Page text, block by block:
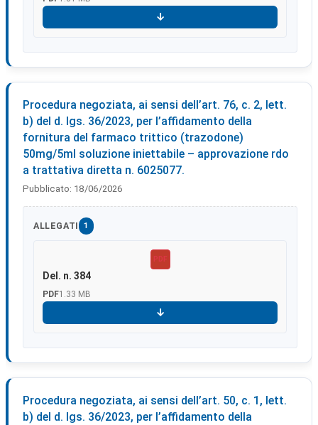
Scarica
Procedura negoziata, ai sensi dell’art. 76, c. 2, lett.
b) del d. lgs. 36/2023, per l’affidamento della
fornitura del farmaco trittico (trazodone)
50mg/5ml soluzione iniettabile – approvazione rdo
a trattativa diretta n. 6025077.
Pubblicato: 18/06/2026
ALLEGATI 1
PDF
Del. n. 384
PDF1.33 MB
Scarica
Procedura negoziata, ai sensi dell’art. 50, c. 1, lett.
b) del d. lgs. 36/2023, per l’affidamento della